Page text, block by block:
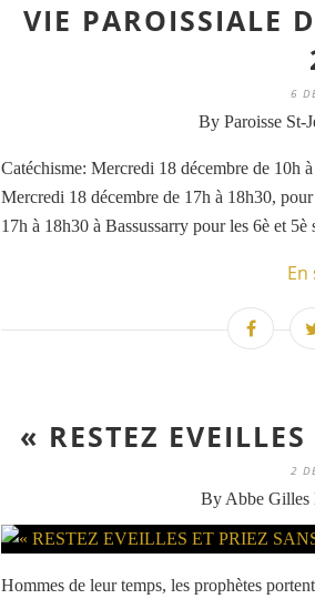
VIE PAROISSIALE
6
By Paroisse St-
Catéchisme: Mercredi 18 décembre de 10h
Mercredi 18 décembre de 17h à 18h30,
17h à 18h30 à Bassussarry pour les 6è et
En
« RESTEZ
2
By Abbe
Hommes de leur temps, les prophètes